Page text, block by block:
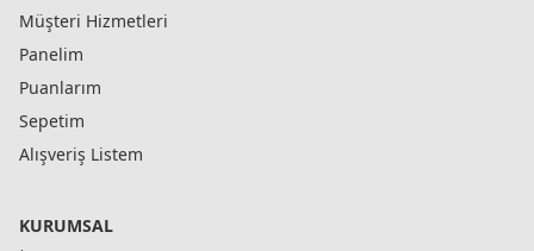
Müşteri Hizmetleri
Panelim
Puanlarım
Sepetim
Alışveriş Listem
KURUMSAL